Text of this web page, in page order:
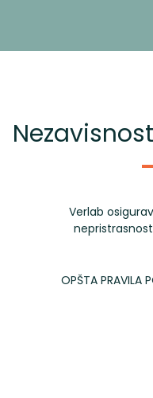
Verlab
OPŠTA PRAVILA